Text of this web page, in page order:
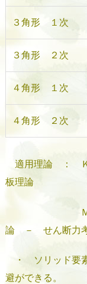
３角形 １次
３角形 ２次
４角形 １次
４角形 ２次
適用理論 ： Ｋ
板理論
Ｍｉｎｄｌ
論 － せん断力
・ ソリッド要素
避ができる。